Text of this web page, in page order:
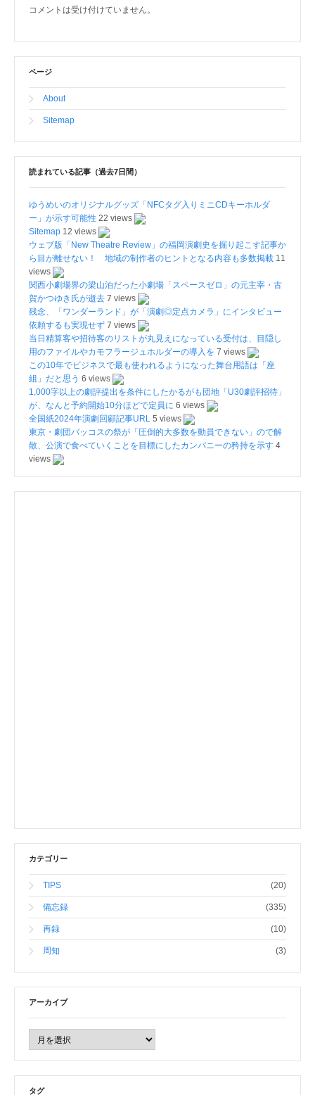
コメントは受け付けていません。
ページ
About
Sitemap
読まれている記事（過去7日間）
ゆうめいのオリジナルグッズ「NFCタグ入りミニCDキーホルダ
ー」が示す可能性 22 views
Sitemap 12 views
ウェブ版「New Theatre Review」の福岡演劇史を掘り起こす記事か
ら目が離せない！ 地域の制作者のヒントとなる内容も多数掲載 11
views
関西小劇場界の梁山泊だった小劇場「スペースゼロ」の元主宰・古
賀かつゆき氏が逝去 7 views
残念、「ワンダーランド」が「演劇◎定点カメラ」にインタビュー
依頼するも実現せず 7 views
当日精算客や招待客のリストが丸見えになっている受付は、目隠し
用のファイルやカモフラージュホルダーの導入を 7 views
この10年でビジネスで最も使われるようになった舞台用語は「座
組」だと思う 6 views
1,000字以上の劇評提出を条件にしたかるがも団地「U30劇評招待」
が、なんと予約開始10分ほどで定員に 6 views
全国紙2024年演劇回顧記事URL 5 views
東京・劇団バッコスの祭が「圧倒的大多数を動員できない」ので解
散、公演で食べていくことを目標にしたカンパニーの矜持を示す 4
views
カテゴリー
TIPS (20)
備忘録 (335)
再録 (10)
周知 (3)
アーカイブ
タグ